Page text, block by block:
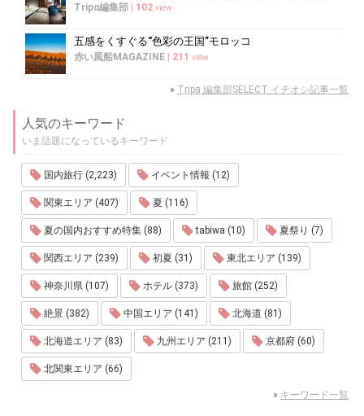
Tripα編集部 102 view
五感をくすぐる“色彩の王国”モロッコ
赤い風船MAGAZINE 211 view
» Tripa 編集部SELECT イチオシ記事一覧
人気のキーワード
いま話題になっているキーワード
国内旅行 (2,223) イベント情報 (12)
関東エリア (407) 夏 (116)
夏の国内おすすめ特集 (88) tabiwa (10) 夏祭り (7)
関西エリア (239) 初夏 (31) 東北エリア (139)
神奈川県 (107) ホテル (373) 旅館 (252)
絶景 (382) 中国エリア (141) 北海道 (81)
北海道エリア (83) 九州エリア (211) 京都府 (60)
北関東エリア (66)
» キーワード一覧